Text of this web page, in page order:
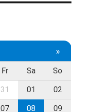
»
Fr Sa So
31 01 02
07 08 09